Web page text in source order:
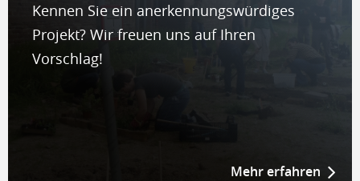
Kennen Sie ein anerkennungswürdiges
Projekt? Wir freuen uns auf Ihren
Vorschlag!
Mehr erfahren